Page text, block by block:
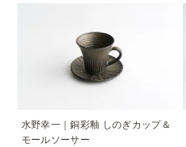
水野幸一｜銅彩釉 しのぎカップ＆
モールソーサー